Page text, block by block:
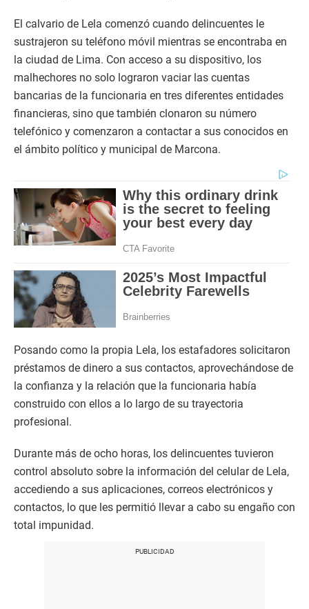
El calvario de Lela comenzó cuando delincuentes le
sustrajeron su teléfono móvil mientras se encontraba en
la ciudad de Lima. Con acceso a su dispositivo, los
malhechores no solo lograron vaciar las cuentas
bancarias de la funcionaria en tres diferentes entidades
financieras, sino que también clonaron su número
telefónico y comenzaron a contactar a sus conocidos en
el ámbito político y municipal de Marcona.
Posando como la propia Lela, los estafadores solicitaron
préstamos de dinero a sus contactos, aprovechándose de
la confianza y la relación que la funcionaria había
construido con ellos a lo largo de su trayectoria
profesional.
Durante más de ocho horas, los delincuentes tuvieron
control absoluto sobre la información del celular de Lela,
accediendo a sus aplicaciones, correos electrónicos y
contactos, lo que les permitió llevar a cabo su engaño con
total impunidad.